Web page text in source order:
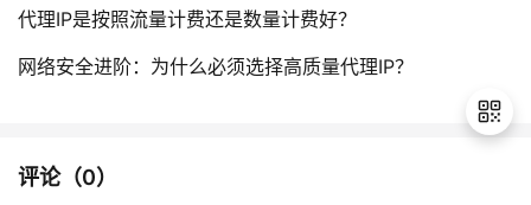
代理IP是按照流量计费还是数量计费好？
网络安全进阶：为什么必须选择高质量代理IP？
评论（0）